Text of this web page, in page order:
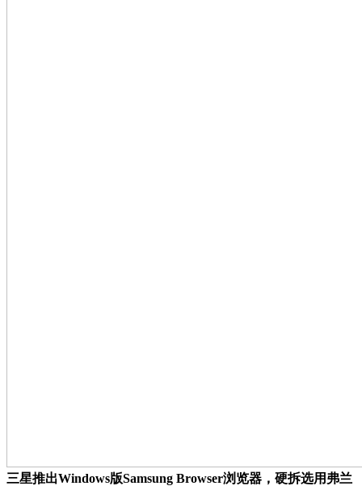
三星推出Windows版Samsung Browser浏览器，硬拆选用弗兰